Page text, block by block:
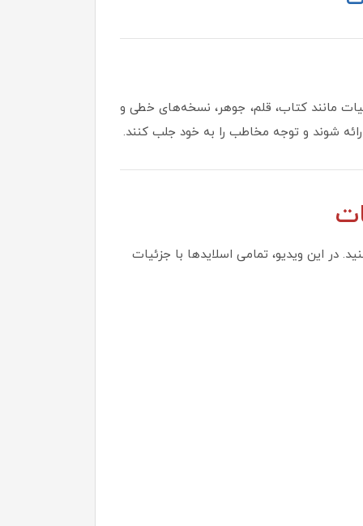
مانند کتاب، قلم، جوهر، نسخه‌های خطی و
شوند و توجه مخاطب را به خود جلب کنند.
در این ویدیو، تمامی اسلایدها با جزئیات